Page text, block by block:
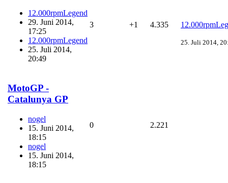
12.000rpmLegend
29. Juni 2014,
17:25
12.000rpmLegend
25. Juli 2014,
20:49
3 +1 4.335
25. Juli 2014,
MotoGP -
Catalunya GP
nogel
15. Juni 2014,
18:15
nogel
15. Juni 2014,
18:15
0 2.221